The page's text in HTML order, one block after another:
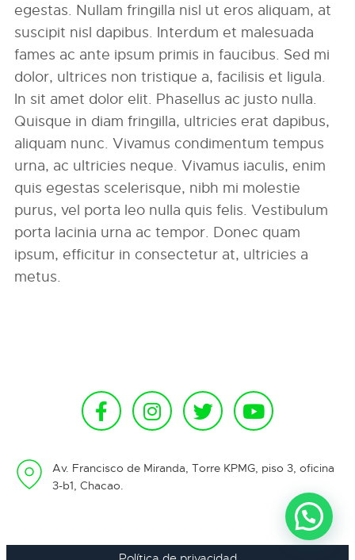
egestas. Nullam fringilla nisl ut eros aliquam, at
suscipit nisl dapibus. Interdum et malesuada
fames ac ante ipsum primis in faucibus. Sed mi
dolor, ultrices non tristique a, facilisis et ligula.
In sit amet dolor elit. Phasellus ac justo nulla.
Quisque in diam fringilla, ultricies erat dapibus,
aliquam nunc. Vivamus condimentum tempus
urna, ac ultricies neque. Vivamus iaculis, enim
quis egestas scelerisque, nibh mi molestie
purus, vel porta leo nulla quis felis. Vestibulum
porta lacinia urna ac tempor. Donec quam
ipsum, efficitur in consectetur at, ultricies a
metus.
Av. Francisco de Miranda, Torre KPMG, piso 3, oficina
3-b1, Chacao.